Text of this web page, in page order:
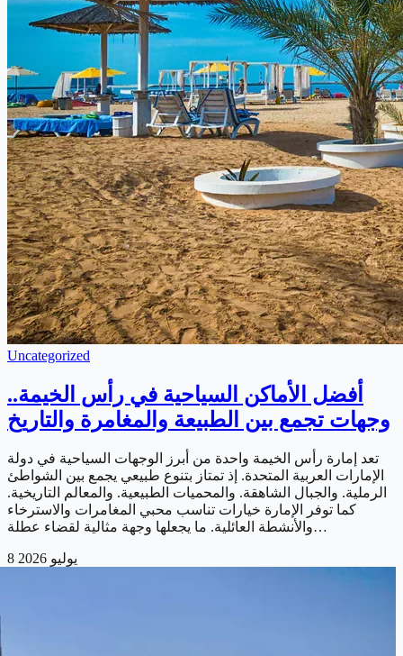
Uncategorized
أفضل الأماكن السياحية في رأس الخيمة..
وجهات تجمع بين الطبيعة والمغامرة والتاريخ
تعد إمارة رأس الخيمة واحدة من أبرز الوجهات السياحية في دولة
الإمارات العربية المتحدة. إذ تمتاز بتنوع طبيعي يجمع بين الشواطئ
الرملية. والجبال الشاهقة. والمحميات الطبيعية. والمعالم التاريخية.
كما توفر الإمارة خيارات تناسب محبي المغامرات والاسترخاء
والأنشطة العائلية. ما يجعلها وجهة مثالية لقضاء عطلة…
8 يوليو 2026